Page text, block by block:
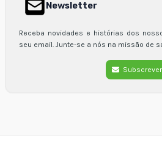
Newsletter
Receba novidades e histórias dos
seu email. Junte-se a nós na missão de
Subscrever